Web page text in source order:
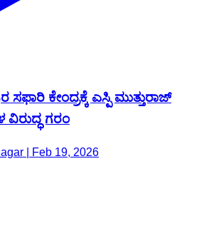
ಸಫಾರಿ ಕೇಂದ್ರಕ್ಕೆ ಎಸ್ಪಿ ಮುತ್ತುರಾಜ್
ವಿರುದ್ಧ ಗರಂ
| Feb 19, 2026